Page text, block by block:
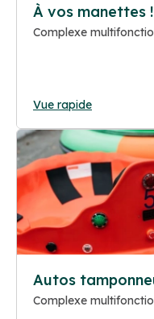
À vos manettes !
Complexe
Vue rapide
Autos
Complexe